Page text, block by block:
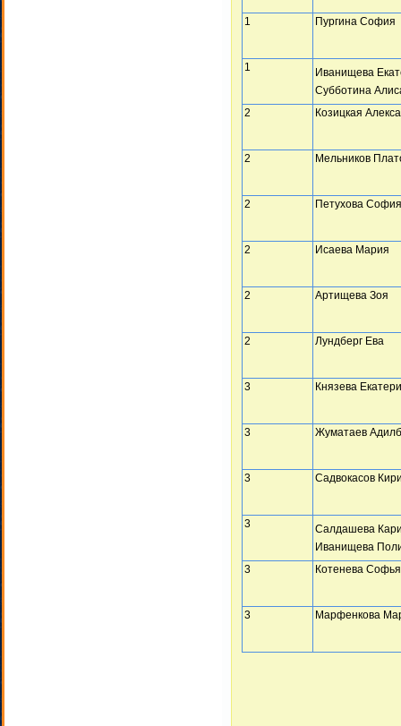
1 Пургина София
1
Иванищева
Субботина
2
Козицкая
2 Мельников
2 Петухова София
2 Исаева Мария
2 Артищева Зоя
2 Лундберг Ева
3 Князева
3 Жуматаев Адилб
3 Садвокасов
3
Салдашева
Иванищева
3
Котенева Софья
3 Марфенкова